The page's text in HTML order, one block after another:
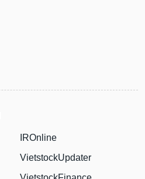
IROnline
VietstockUpdater